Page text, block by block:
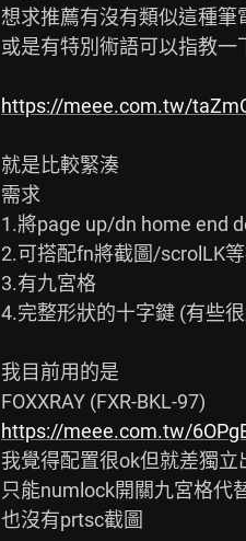
想求推薦有沒有類似這種筆
或是有特別術語可以指教一
https://meee.com.tw/
就是比較緊湊
需求
1.將page up/dn home end
2.可搭配fn將截圖/scrolLK
3.有九宮格
4.完整形狀的十字鍵 (有些
我目前用的是
https://meee.com.tw/
我覺得配置很ok但就差獨
只能numlock開關九宮格代
也沒有prtsc截圖